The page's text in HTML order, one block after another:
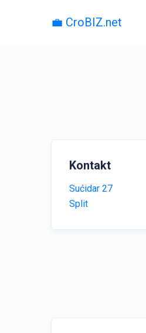
💼 CroBIZ.net
Kontakt
Sućidar 27
Split